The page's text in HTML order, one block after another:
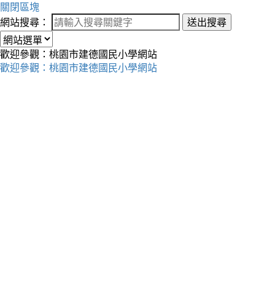
關閉區塊
網站搜尋：
送出搜尋
歡迎參觀：桃園市建德國民小學網站
歡迎參觀：桃園市建德國民小學網站